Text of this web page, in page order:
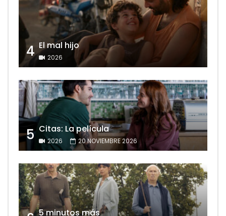
4 El mal hijo
2026
5 Citas: La película
2026 20 NOVIEMBRE 2026
5 minutos más